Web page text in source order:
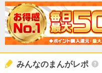
みんなのまんがレポ